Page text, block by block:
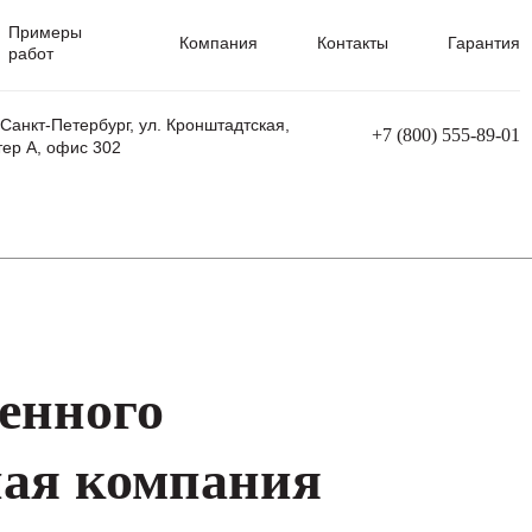
Примеры
работ
Компания Контакты Гарантия
Петербург, ул. Кронштадтская,
А, офис 302
+7 (800) 555-89-01
компания